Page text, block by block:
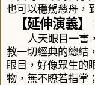
也可以穩駕慈舟，
【延伸演義】
人天眼目一書
教一切經典的總結
眼目，好像眾生的
物，無不瞭若指掌